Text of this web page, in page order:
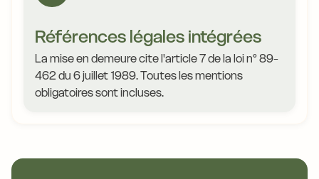
Références légales intégrées
La mise en demeure cite l'article 7 de la loi n° 89-
462 du 6 juillet 1989. Toutes les mentions
obligatoires sont incluses.